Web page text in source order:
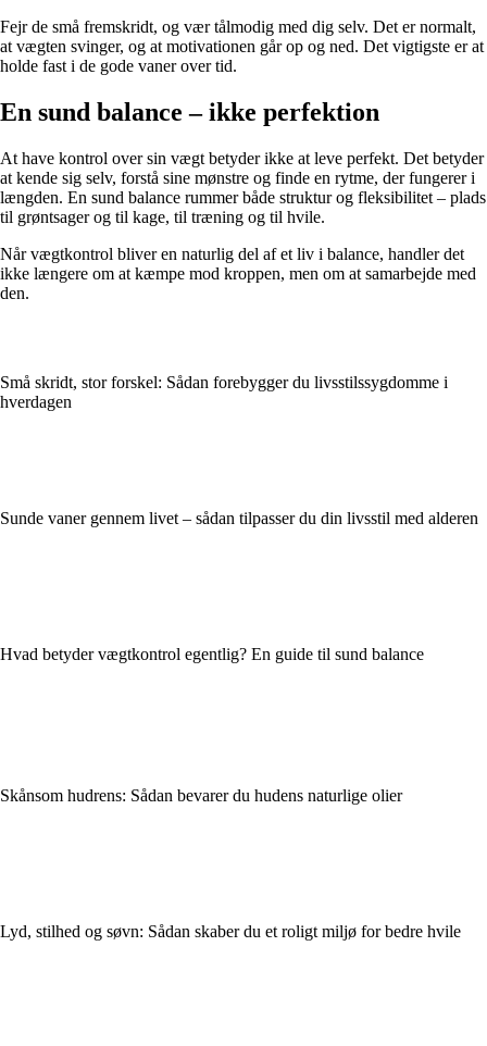
Fejr de små fremskridt, og vær tålmodig med dig selv. Det er normalt,
at vægten svinger, og at motivationen går op og ned. Det vigtigste er at
holde fast i de gode vaner over tid.
En sund balance – ikke perfektion
At have kontrol over sin vægt betyder ikke at leve perfekt. Det betyder
at kende sig selv, forstå sine mønstre og finde en rytme, der fungerer i
længden. En sund balance rummer både struktur og fleksibilitet – plads
til grøntsager og til kage, til træning og til hvile.
Når vægtkontrol bliver en naturlig del af et liv i balance, handler det
ikke længere om at kæmpe mod kroppen, men om at samarbejde med
den.
Små skridt, stor forskel: Sådan forebygger du livsstilssygdomme i
hverdagen
Sunde vaner gennem livet – sådan tilpasser du din livsstil med alderen
Hvad betyder vægtkontrol egentlig? En guide til sund balance
Skånsom hudrens: Sådan bevarer du hudens naturlige olier
Lyd, stilhed og søvn: Sådan skaber du et roligt miljø for bedre hvile